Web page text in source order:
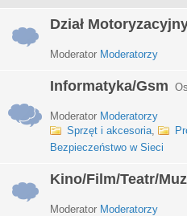
Dział
Moderator Moderatorzy
Informatyka/Gsm
Moderator Moderatorzy
Sprzęt i akcesoria,
Bezpieczeństwo w Sieci
Kino/Film/Teatr/
Moderator Moderatorzy